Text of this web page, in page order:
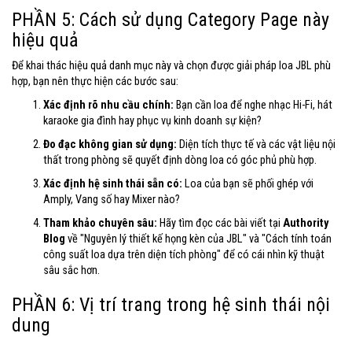
PHẦN 5: Cách sử dụng Category Page này
hiệu quả
Để khai thác hiệu quả danh mục này và chọn được giải pháp loa JBL phù
hợp, bạn nên thực hiện các bước sau:
Xác định rõ nhu cầu chính: Bạn cần loa để nghe nhạc Hi-Fi, hát
karaoke gia đình hay phục vụ kinh doanh sự kiện?
Đo đạc không gian sử dụng: Diện tích thực tế và các vật liệu nội
thất trong phòng sẽ quyết định dòng loa có góc phủ phù hợp.
Xác định hệ sinh thái sẵn có: Loa của bạn sẽ phối ghép với
Amply, Vang số hay Mixer nào?
Tham khảo chuyên sâu: Hãy tìm đọc các bài viết tại Authority
Blog về "Nguyên lý thiết kế họng kèn của JBL" và "Cách tính toán
công suất loa dựa trên diện tích phòng" để có cái nhìn kỹ thuật
sâu sắc hơn.
PHẦN 6: Vị trí trang trong hệ sinh thái nội
dung